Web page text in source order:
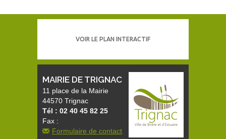
VOIR LE PLAN INTERACTIF
MAIRIE DE TRIGNAC
11 place de la Mairie
44570 Trignac
Tél : 02 40 45 82 25
Fax :
Formulaire de contact